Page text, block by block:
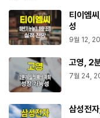
티이엠
성
9월 12,
고영, 2
7월 24,
삼성전